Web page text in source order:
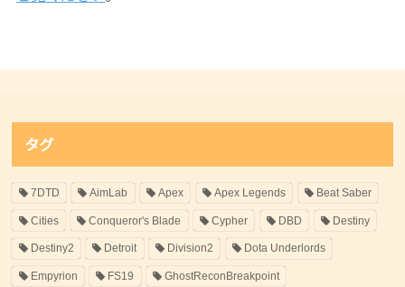
タグ
7DTD AimLab Apex Apex Legends Beat Saber
Cities Conqueror's Blade Cypher DBD Destiny
Destiny2 Detroit Division2 Dota Underlords
Empyrion FS19 GhostReconBreakpoint